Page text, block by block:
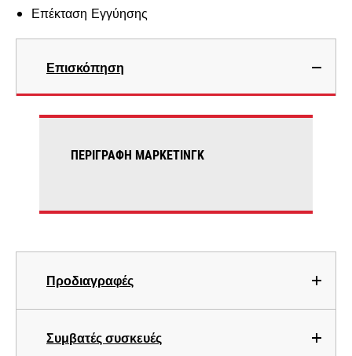
Επέκταση Εγγύησης
Επισκόπηση
Προδιαγραφές
Συμβατές συσκευές
ΠΕΡΙΓΡΑΦΉ ΜΆΡΚΕΤΙΝΓΚ